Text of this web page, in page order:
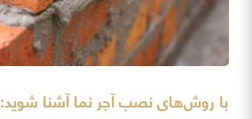
با روش‌های نصب آجر نما آشنا شوید: